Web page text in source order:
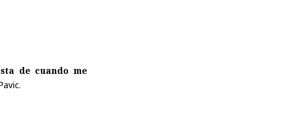
de cuando me